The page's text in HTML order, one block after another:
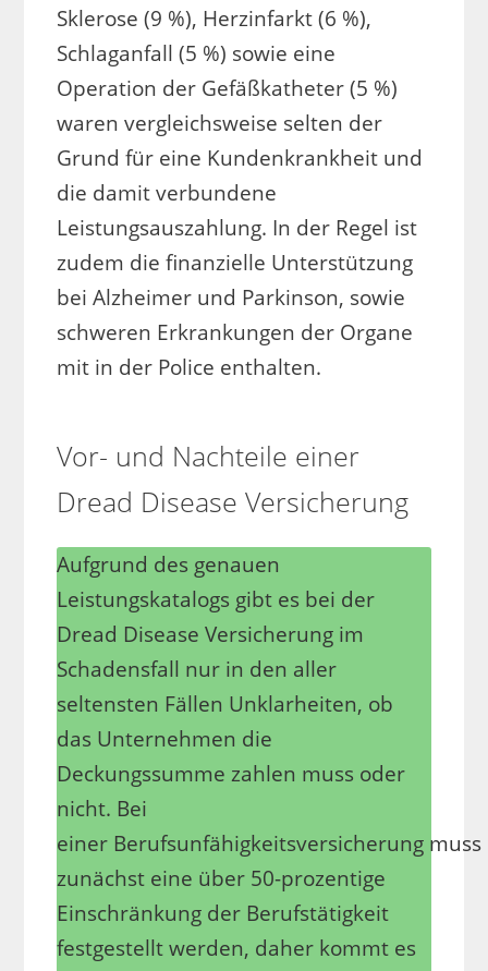
Sklerose (9 %), Herzinfarkt (6 %),
Schlaganfall (5 %) sowie eine
Operation der Gefäßkatheter (5 %)
waren vergleichsweise selten der
Grund für eine Kundenkrankheit und
die damit verbundene
Leistungsauszahlung. In der Regel ist
zudem die finanzielle Unterstützung
bei Alzheimer und Parkinson, sowie
schweren Erkrankungen der Organe
mit in der Police enthalten.
Vor- und Nachteile einer
Dread Disease Versicherung
Aufgrund des genauen
Leistungskatalogs gibt es bei der
Dread Disease Versicherung im
Schadensfall nur in den aller
seltensten Fällen Unklarheiten, ob
das Unternehmen die
Deckungssumme zahlen muss oder
nicht. Bei
einer Berufsunfähigkeitsversicherung muss
zunächst eine über 50-prozentige
Einschränkung der Berufstätigkeit
festgestellt werden, daher kommt es